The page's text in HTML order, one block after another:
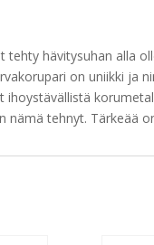
tehty hävitysuhan alla
on uniikki ja
ihoystävällistä
nämä tehnyt. Tärkeää